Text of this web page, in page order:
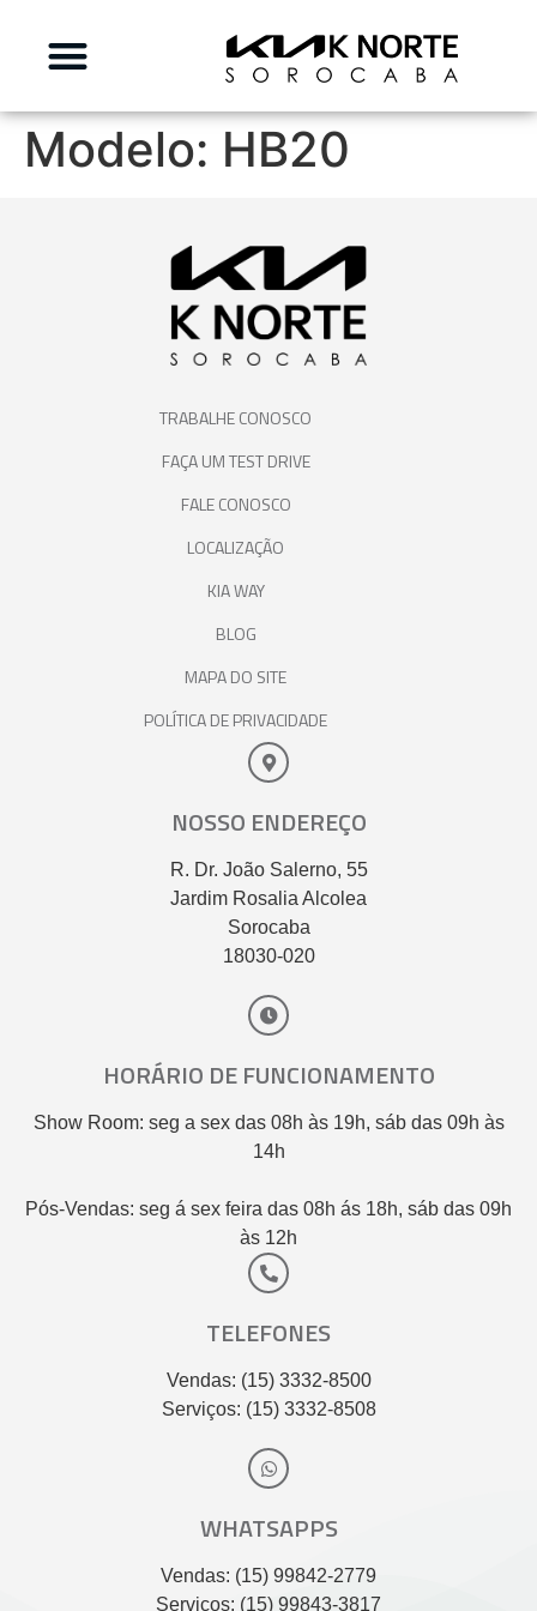
Modelo: HB20
TRABALHE CONOSCO
FAÇA UM TEST DRIVE
FALE CONOSCO
LOCALIZAÇÃO
KIA WAY
BLOG
MAPA DO SITE
POLÍTICA DE PRIVACIDADE
NOSSO ENDEREÇO
R. Dr. João Salerno, 55
Jardim Rosalia Alcolea
Sorocaba
18030-020
HORÁRIO DE FUNCIONAMENTO
Show Room: seg a sex das 08h às 19h, sáb das 09h às
14h
Pós-Vendas: seg á sex feira das 08h ás 18h, sáb das 09h
às 12h
TELEFONES
Vendas: (15) 3332-8500
Serviços: (15) 3332-8508
WHATSAPPS
Vendas: (15) 99842-2779
Serviços: (15) 99843-3817